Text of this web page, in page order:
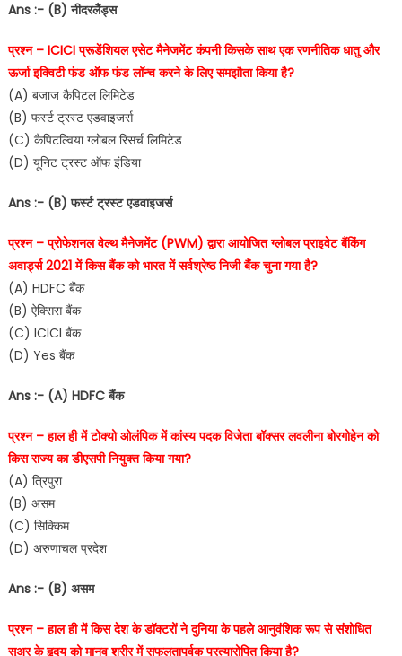
Ans :- (B) नीदरलैंड्स
प्रश्न – ICICI प्रूडेंशियल एसेट मैनेजमेंट कंपनी किसके साथ एक रणनीतिक धातु और
ऊर्जा इक्विटी फंड ऑफ फंड लॉन्च करने के लिए समझौता किया है?
(A) बजाज कैपिटल लिमिटेड
(B) फर्स्ट ट्रस्ट एडवाइजर्स
(C) कैपिटल्विया ग्लोबल रिसर्च लिमिटेड
(D) यूनिट ट्रस्ट ऑफ इंडिया
Ans :- (B) फर्स्ट ट्रस्ट एडवाइजर्स
प्रश्न – प्रोफेशनल वेल्थ मैनेजमेंट (PWM) द्वारा आयोजित ग्लोबल प्राइवेट बैंकिंग
अवार्ड्स 2021 में किस बैंक को भारत में सर्वश्रेष्ठ निजी बैंक चुना गया है?
(A) HDFC बैंक
(B) ऐक्सिस बैंक
(C) ICICI बैंक
(D) Yes बैंक
Ans :- (A) HDFC बैंक
प्रश्न – हाल ही में टोक्यो ओलंपिक में कांस्य पदक विजेता बॉक्सर लवलीना बोरगोहेन को
किस राज्य का डीएसपी नियुक्त किया गया?
(A) त्रिपुरा
(B) असम
(C) सिक्किम
(D) अरुणाचल प्रदेश
Ans :- (B) असम
प्रश्न – हाल ही में किस देश के डॉक्टरों ने दुनिया के पहले आनुवंशिक रूप से संशोधित
सुअर के हृदय को मानव शरीर में सफलतापूर्वक प्रत्यारोपित किया है?